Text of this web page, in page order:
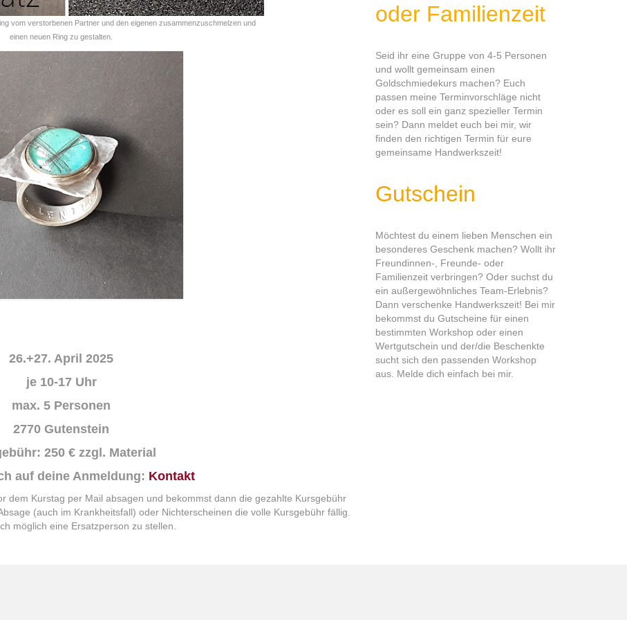
vom verstorbenen Partner und den eigenen zusammenzuschmelzen und
einen neuen Ring zu gestalten.
26.+27. April 2025
je 10-17 Uhr
max. 5 Personen
2770 Gutenstein
250 € zzgl. Material
auf deine Anmeldung: Kontakt
dem Kurstag per Mail absagen und bekommst dann die gezahlte Kursgebühr
(auch im Krankheitsfall) oder Nichterscheinen die volle Kursgebühr fällig.
möglich eine Ersatzperson zu stellen.
oder Familienzeit
Seid ihr eine Gruppe von 4-5 Personen
und wollt gemeinsam einen
Goldschmiedekurs machen? Euch
passen meine Terminvorschläge nicht
oder es soll ein ganz spezieller Termin
sein? Dann meldet euch bei mir, wir
finden den richtigen Termin für eure
gemeinsame Handwerkszeit!
Gutschein
Möchtest du einem lieben Menschen ein
besonderes Geschenk machen? Wollt ihr
Freundinnen-, Freunde- oder
Familienzeit verbringen? Oder suchst du
ein außergewöhnliches Team-Erlebnis?
Dann verschenke Handwerkszeit! Bei mir
bekommst du Gutscheine für einen
bestimmten Workshop oder einen
Wertgutschein und der/die Beschenkte
sucht sich den passenden Workshop
aus. Melde dich einfach bei mir.